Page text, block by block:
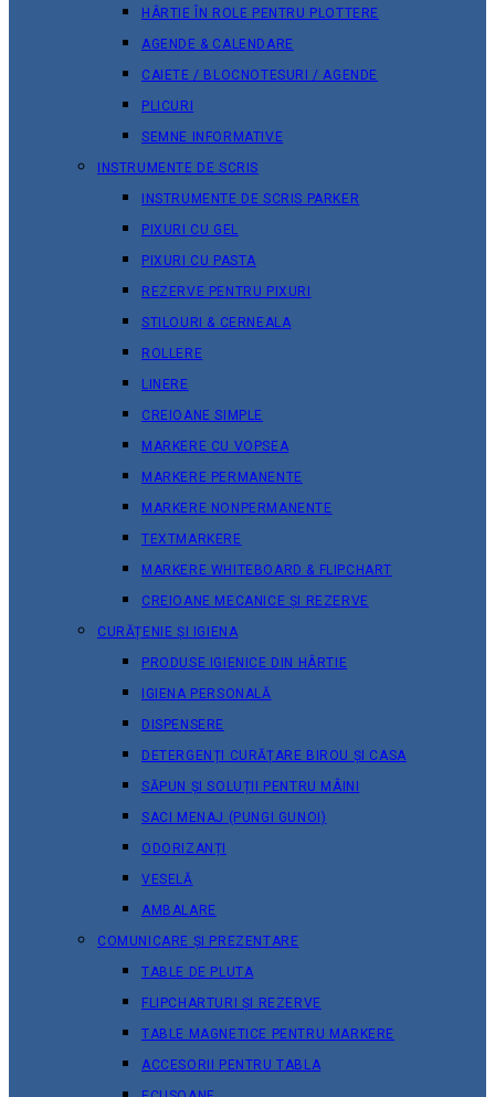
HÂRTIE ÎN ROLE PENTRU PLOTTERE
AGENDE & CALENDARE
CAIETE / BLOCNOTESURI / AGENDE
PLICURI
SEMNE INFORMATIVE
INSTRUMENTE DE SCRIS
INSTRUMENTE DE SCRIS PARKER
PIXURI CU GEL
PIXURI CU PASTA
REZERVE PENTRU PIXURI
STILOURI & СERNEALA
ROLLERE
LINERE
CREIOANE SIMPLE
MARKERE CU VOPSEA
MARKERE PERMANENTE
MARKERE NONPERMANENTE
TEXTMARKERE
MARKERE WHITEBOARD & FLIPCHART
CREIOANE MECANICE ȘI REZERVE
CURĂȚENIE ȘI IGIENA
PRODUSE IGIENICE DIN HÂRTIE
IGIENA PERSONALĂ
DISPENSERE
DETERGENȚI CURĂȚARE BIROU ȘI CASA
SĂPUN ȘI SOLUȚII PENTRU MÂINI
SACI MENAJ (PUNGI GUNOI)
ODORIZANȚI
VESELĂ
AMBALARE
COMUNICARE ȘI PREZENTARE
TABLE DE PLUTA
FLIPCHARTURI ȘI REZERVE
TABLE MAGNETICE PENTRU MARKERE
ACCESORII PENTRU TABLA